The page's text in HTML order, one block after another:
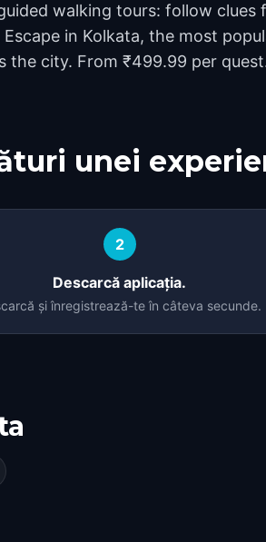
walking tours: follow
in Kolkata, the most
city. From ₹499.99 per
unei
2
Descarcă aplicația.
și înregistrează-te în câteva secunde.